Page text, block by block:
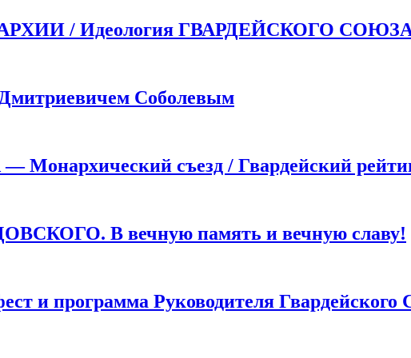
/ Идеология ГВАРДЕЙСКОГО
Соболевым
съезд / Гвардейский
В вечную память и вечную славу!
Руководителя Гвардейского